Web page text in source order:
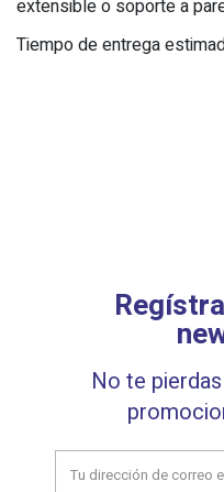
extensible o soporte a
Tiempo de entrega
No te